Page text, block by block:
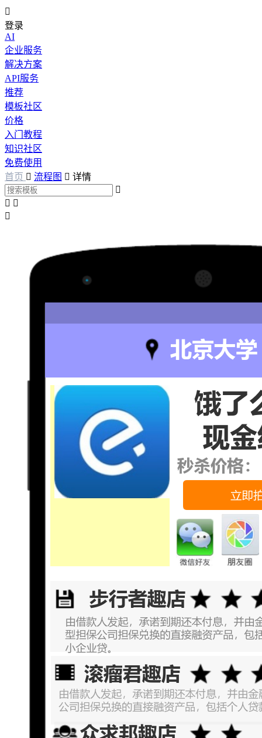

登录
AI
企业服务
解决方案
API服务
推荐
模板社区
价格
入门教程
知识社区
免费使用
首页  流程图  详情

 
